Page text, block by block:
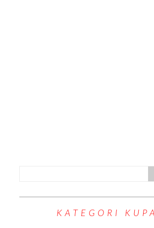
KATEGORI